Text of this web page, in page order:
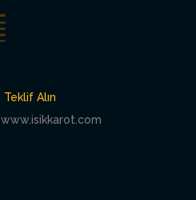
Teklif Alın
www.isikkarot.com